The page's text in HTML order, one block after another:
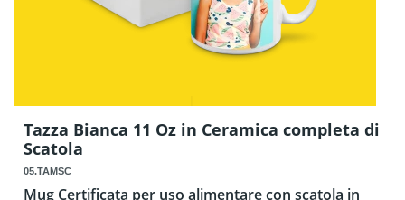
Tazza Bianca 11 Oz in Ceramica completa di
Scatola
05.TAMSC
Mug Certificata per uso alimentare con scatola in